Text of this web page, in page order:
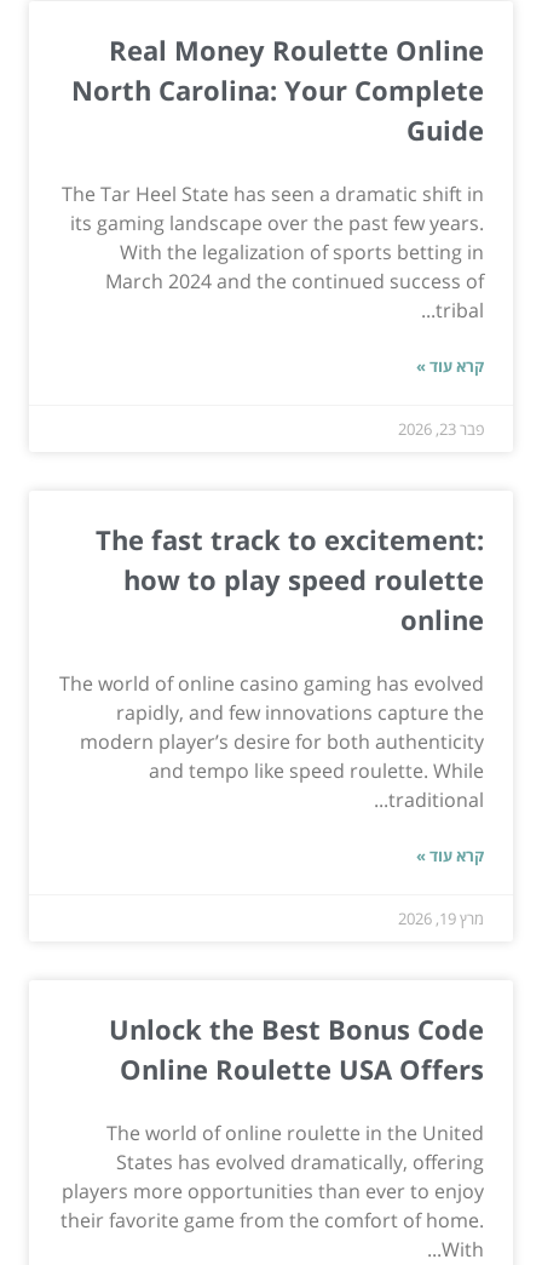
Real Money Roulette Online
North Carolina: Your Complete
Guide
The Tar Heel State has seen a dramatic shift in
its gaming landscape over the past few years.
With the legalization of sports betting in
March 2024 and the continued success of
tribal...
קרא עוד »
פבר 23, 2026
The fast track to excitement:
how to play speed roulette
online
The world of online casino gaming has evolved
rapidly, and few innovations capture the
modern player’s desire for both authenticity
and tempo like speed roulette. While
traditional...
קרא עוד »
מרץ 19, 2026
Unlock the Best Bonus Code
Online Roulette USA Offers
The world of online roulette in the United
States has evolved dramatically, offering
players more opportunities than ever to enjoy
their favorite game from the comfort of home.
With...